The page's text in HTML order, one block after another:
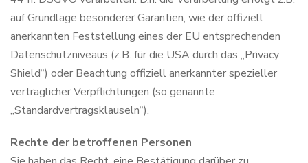
auf Grundlage besonderer Garantien, wie der offiziell
anerkannten Feststellung eines der EU entsprechenden
Datenschutzniveaus (z.B. für die USA durch das „Privacy
Shield“) oder Beachtung offiziell anerkannter spezieller
vertraglicher Verpflichtungen (so genannte
„Standardvertragsklauseln“).
Rechte der betroffenen Personen